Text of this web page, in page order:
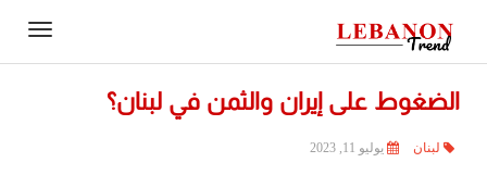
الضغوط على إيران والثمن في لبنان؟
لبنان يوليو 11, 2023
Contact
Us